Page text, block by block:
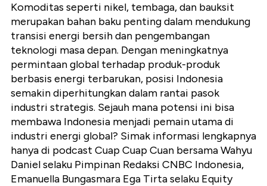
Komoditas seperti nikel, tembaga, dan bauksit
merupakan bahan baku penting dalam mendukung
transisi energi bersih dan pengembangan
teknologi masa depan. Dengan meningkatnya
permintaan global terhadap produk-produk
berbasis energi terbarukan, posisi Indonesia
semakin diperhitungkan dalam rantai pasok
industri strategis. Sejauh mana potensi ini bisa
membawa Indonesia menjadi pemain utama di
industri energi global? Simak informasi lengkapnya
hanya di podcast Cuap Cuap Cuan bersama Wahyu
Daniel selaku Pimpinan Redaksi CNBC Indonesia,
Emanuella Bungasmara Ega Tirta selaku Equity